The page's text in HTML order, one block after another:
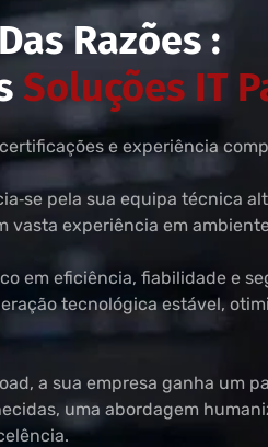
Razões :
Soluções IT
e experiência
pela sua equipa técnica
vasta experiência em
em eficiência, fiabilidade e
tecnológica estável,
a sua empresa ganha um
uma abordagem